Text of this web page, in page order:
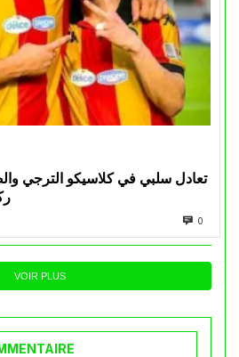
تعادل سلبي في كلاسيكو الترجي
0
VOIR PLUS